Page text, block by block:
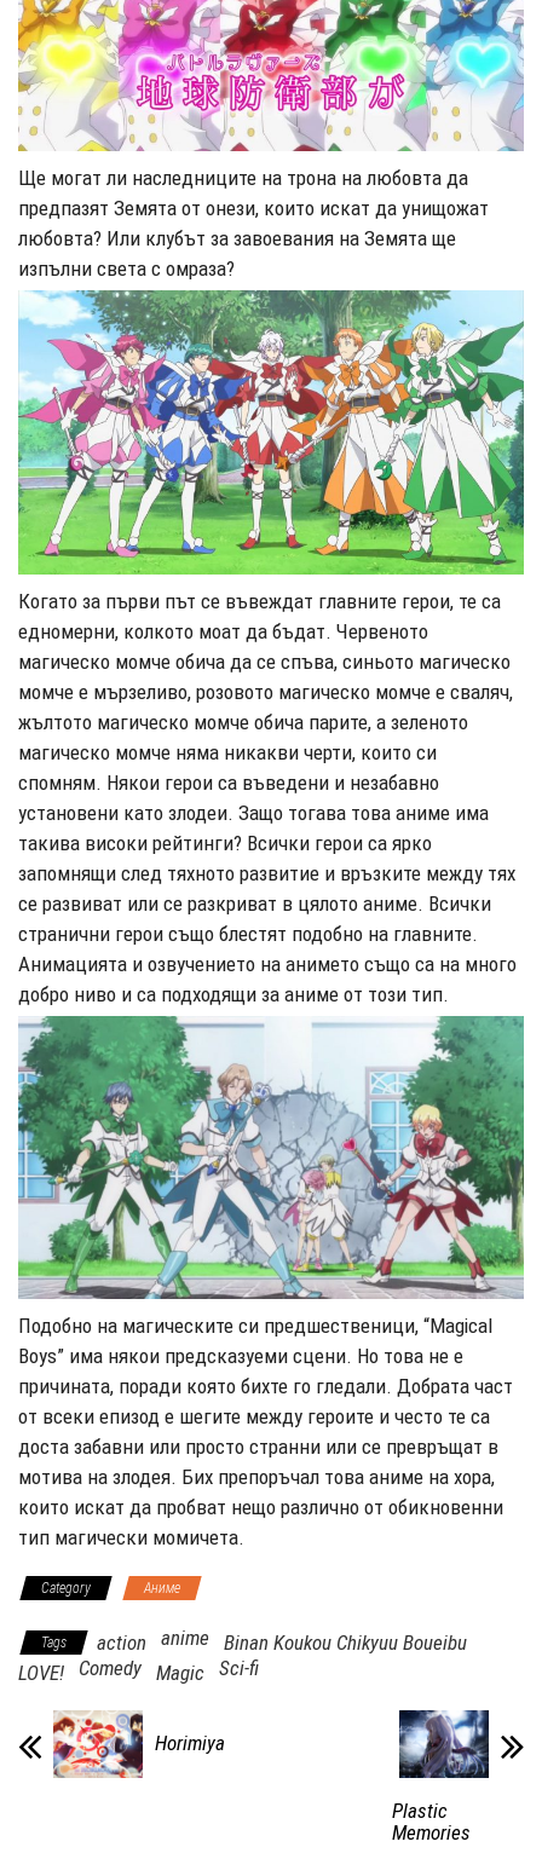
Ще могат ли наследниците на трона на любовта да
предпазят Земята от онези, които искат да унищожат
любовта? Или клубът за завоевания на Земята ще
изпълни света с омраза?
Когато за първи път се въвеждат главните герои, те са
едномерни, колкото моат да бъдат. Червеното
магическо момче обича да се спъва, синьото магическо
момче е мързеливо, розовото магическо момче е сваляч,
жълтото магическо момче обича парите, а зеленото
магическо момче няма никакви черти, които си
спомням. Някои герои са въведени и незабавно
установени като злодеи. Защо тогава това аниме има
такива високи рейтинги? Всички герои са ярко
запомнящи след тяхното развитие и връзките между тях
се развиват или се разкриват в цялото аниме. Всички
странични герои също блестят подобно на главните.
Анимацията и озвучението на анимето също са на много
добро ниво и са подходящи за аниме от този тип.
Подобно на магическите си предшественици, “Magical
Boys” има някои предсказуеми сцени. Но това не е
причината, поради която бихте го гледали. Добрата част
от всеки епизод е шегите между героите и често те са
доста забавни или просто странни или се превръщат в
мотива на злодея. Бих препоръчал това аниме на хора,
които искат да пробват нещо различно от обикновенни
тип магически момичета.
Category Аниме
Tags action anime
Binan Koukou Chikyuu Boueibu
LOVE!
Comedy Magic Sci-fi
Horimiya
Plastic
Memories